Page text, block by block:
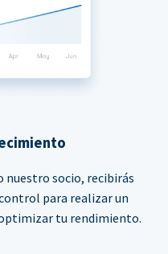
nuestro socio, recibirás
para realizar un
tu rendimiento.